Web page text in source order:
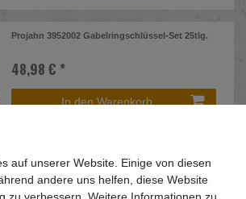
Projahn 3952002 Gabelringschlüssel-Set 25tlg.
48,98 € *
In den Warenkorb
PROJAHN Steckschlüsselkoffer 394020 1/2"
Kraft-Knarren Steckschlüssel 17-teilig
auf unserer Website. Einige von diesen
andere uns helfen, diese Website
zu verbessern. Weitere Informationen zu